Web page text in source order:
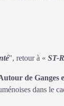
", retour à « ST-
de Ganges
dans le